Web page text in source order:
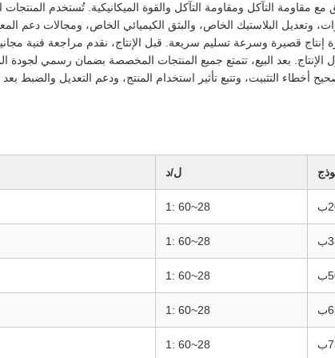
مقاومة التآكل ومقاومة التآكل والقوة الميكانيكية. تُستخدم
وتعديل البلاستيك الخاص، والبثق الكيميائي الخاص، ومجالات دعم
إنتاج قصيرة وسرعة تسليم سريعة. قبل الإنتاج، نقدم مراجعة فنية
بعد البيع، تتمتع جميع المنتجات المخصصة بضمان رسمي
أخطاء التثبيت، وتتبع تأثير استخدام المنتج، ودعم التعديل والضبط بعد
ل/د
28~60 :1
28~60 :1
28~60 :1
28~60 :1
28~60 :1